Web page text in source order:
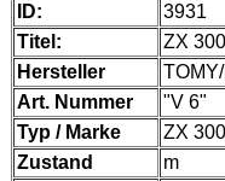
ID:
3931
Titel:
ZX
Hersteller
Art. Nummer
"V 6"
Typ / Marke
ZX
Zustand
m